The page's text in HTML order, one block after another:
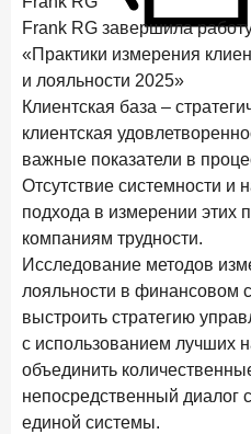
4 августа 2026 года
Клиентский путь
руководителя в банке
24 июля 2026 года
Ипотека в России: итоги
22 июля 2026 года
Выгодные тарифы на
существенный фактор
15 июля 2026 года
Клиенты чаще всего узнают
продуктах из рекламы в
С ростом благосостояния
увеличивается и
Frank RG завершила
«Практики измерения
и лояльности 2025»
Клиентская база –
клиентская
важные показатели в
Отсутствие системности и
подхода в измерении этих
компаниям трудности.
Исследование методов
лояльности в финансовом
выстроить стратегию
с использованием лучших
объединить
непосредственный диалог
единой системы.